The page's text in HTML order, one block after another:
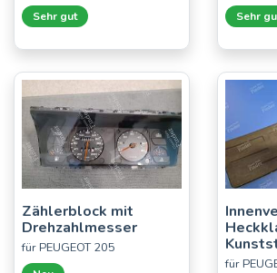
Sehr gut Sehr
Zählerblock mit
Drehzahlmesser
für PEUGEOT 205
für